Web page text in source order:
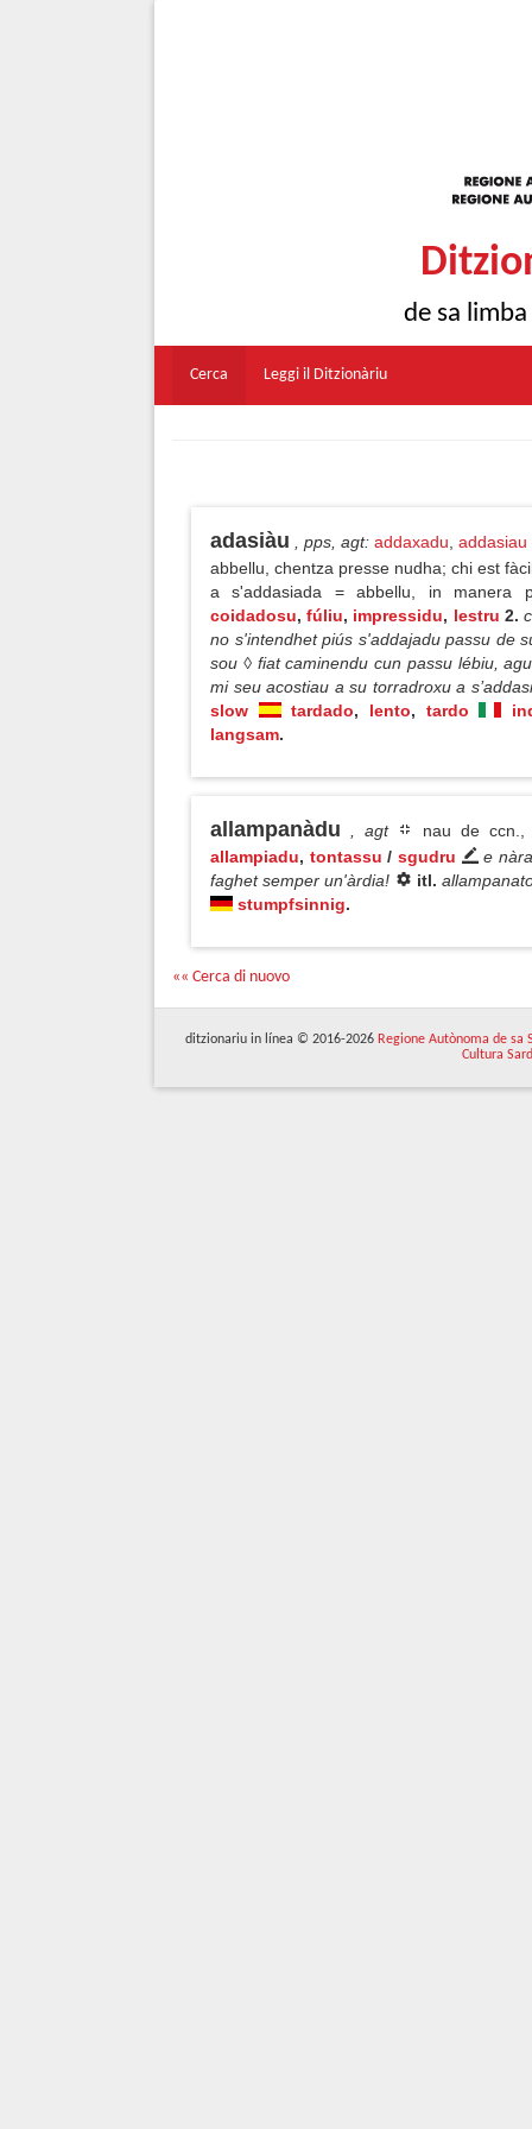
de sa
Cerca Leggi il Ditzionàriu
adasiàu , pps, agt: addaxadu addasiau
abbellu, chentza presse nudha; chi est
a s'addasiada = abbellu, in manera
coidadosu,fúliu, impressidu, lestru 2.
no s'intendhet piús s'addajadu passu de
sou ◊ fiat caminendu cun passu lébiu,
mi seu acostiau a su torradroxu a
slow
tardado, lento, tardo
langsam.
allampanàdu , agt
nau de ccn.,
allampiadu, tontassu / sgudru
e
faghet semper un'àrdia!
itl.
stumpfsinnig.
«« Cerca di nuovo
ditzionariu in línea © 2016-2026 Regione Autònoma de sa
Cultura